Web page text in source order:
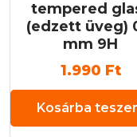
tempered
(edzett üveg)
mm 9H
1.990 Ft
Kosárba